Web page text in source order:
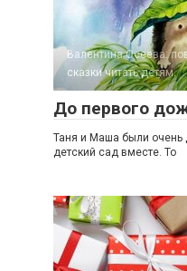
Валентина Осеева:
сказки читать детям.
До первого
Таня и Маша были очень
детский сад вместе. То